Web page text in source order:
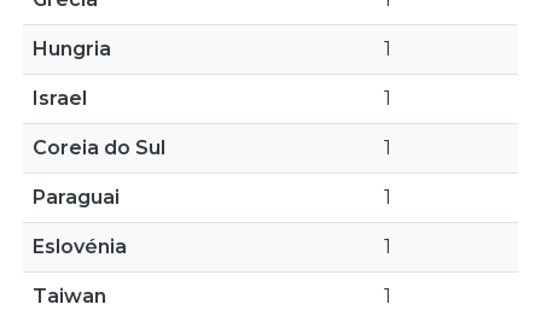
Hungria 1
Israel 1
Coreia do Sul 1
Paraguai 1
Eslovénia 1
Taiwan 1